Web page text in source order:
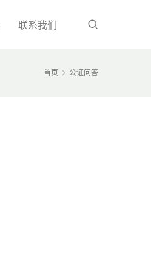
联系我们
首页 公证问答